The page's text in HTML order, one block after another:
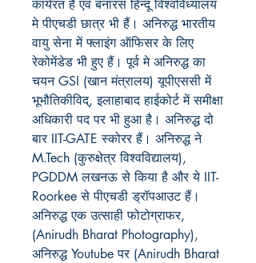
कार्यरत हैं एवं बनारस हिन्दू विश्वविध्यालय
मे पीएचडी छात्र भी हैं। अनिरुद्ध भारतीय
वायु सेना में फ्लाइंग ऑफिसर के लिए
रेकोमेंडेड भी हुए हैं। पूर्व मे अनिरुद्ध का
चयन GSI (खान मंत्रालय) यूपीएससी में
भूभौतिकीविद्, इलाहाबाद हाईकोर्ट में समीक्षा
अधिकारी पद पर भी हुआ है। अनिरुद्ध दो
बार IIT-GATE स्कोरर हैं। अनिरुद्ध ने
M.Tech (कुरुक्षेत्र विश्वविद्यालय),
PGDDM लखनऊ से किया है और ये IIT-
Roorkee से पीएचडी ड्रॉपआउट हैं।
अनिरुद्ध एक उत्साही फोटोग्राफर,
(Anirudh Bharat Photography),
अनिरुद्ध Youtube पर (Anirudh Bharat